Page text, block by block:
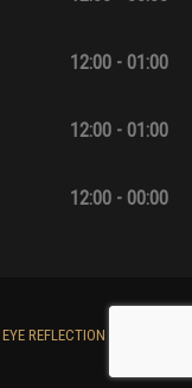
12:00 - 01:00
12:00 - 01:00
12:00 - 00:00
EYE REFLECTION